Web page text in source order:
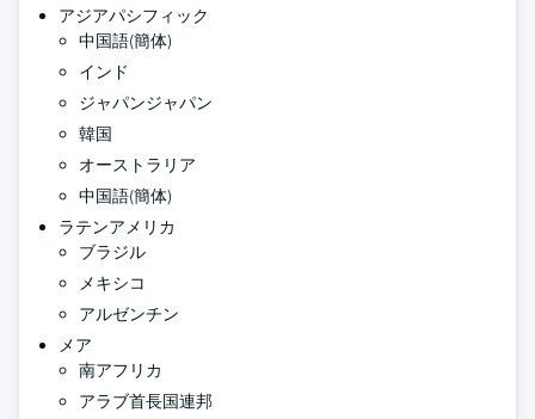
アジアパシフィック
中国語(簡体)
インド
ジャパンジャパン
韓国
オーストラリア
中国語(簡体)
ラテンアメリカ
ブラジル
メキシコ
アルゼンチン
メア
南アフリカ
アラブ首長国連邦